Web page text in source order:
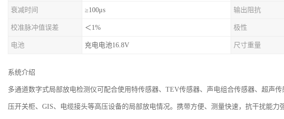
衰减时间 ≥100μs 输出阻抗
校准脉冲值误差 ＜1% 极性
电池 充电电池16.8V 尺寸重量
系统介绍
多通道数字式局部放电检测仪可配合使用特传感器、TEV传感器、声电组合传感器、超声
压开关柜、GIS、电缆接头等高压设备的局部放电情况。携带方便、测量快速，抗干扰能力